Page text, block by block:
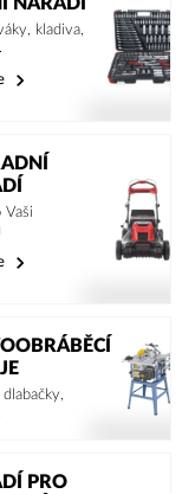
NÁŘADÍ
kladiva,
Vaši
PRO